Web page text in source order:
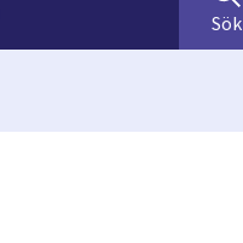
innehåll
på
Sök